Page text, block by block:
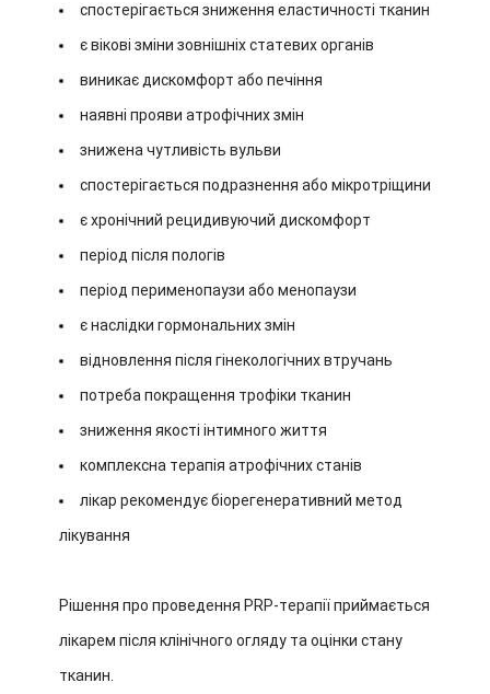
спостерігається зниження еластичності тканин
є вікові зміни зовнішніх статевих органів
виникає дискомфорт або печіння
наявні прояви атрофічних змін
знижена чутливість вульви
спостерігається подразнення або мікротріщини
є хронічний рецидивуючий дискомфорт
період після пологів
період перименопаузи або менопаузи
є наслідки гормональних змін
відновлення після гінекологічних втручань
потреба покращення трофіки тканин
зниження якості інтимного життя
комплексна терапія атрофічних станів
лікар рекомендує біорегенеративний метод
лікування
Рішення про проведення PRP-терапії приймається
лікарем після клінічного огляду та оцінки стану
тканин.